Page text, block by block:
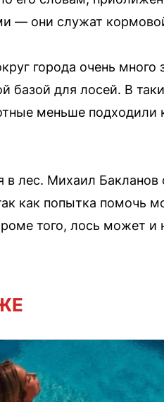
— они служат
города очень
базой для лосей. В
меньше подходили
лес. Михаил Бакланов
как попытка помочь
того, лось может и